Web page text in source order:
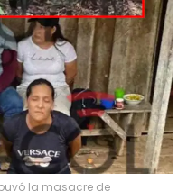
la masacre de